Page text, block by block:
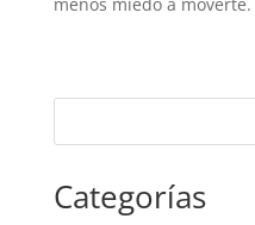
Categorías